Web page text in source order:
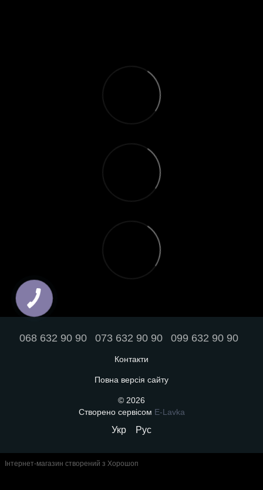
068 632 90 90 073 632 90 90 099 632 90 90
Контакти
Повна версія сайту
© 2026
Створено сервісом E-Lavka
Укр Рус
Інтернет-магазин створений з Хорошоп